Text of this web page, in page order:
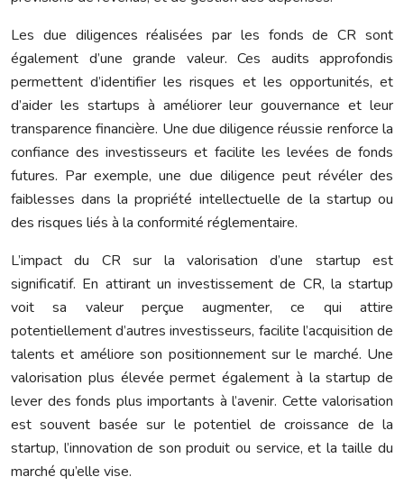
Les due diligences réalisées par les fonds de CR sont
également d’une grande valeur. Ces audits approfondis
permettent d’identifier les risques et les opportunités, et
d’aider les startups à améliorer leur gouvernance et leur
transparence financière. Une due diligence réussie renforce la
confiance des investisseurs et facilite les levées de fonds
futures. Par exemple, une due diligence peut révéler des
faiblesses dans la propriété intellectuelle de la startup ou
des risques liés à la conformité réglementaire.
L’impact du CR sur la valorisation d’une startup est
significatif. En attirant un investissement de CR, la startup
voit sa valeur perçue augmenter, ce qui attire
potentiellement d’autres investisseurs, facilite l’acquisition de
talents et améliore son positionnement sur le marché. Une
valorisation plus élevée permet également à la startup de
lever des fonds plus importants à l’avenir. Cette valorisation
est souvent basée sur le potentiel de croissance de la
startup, l’innovation de son produit ou service, et la taille du
marché qu’elle vise.